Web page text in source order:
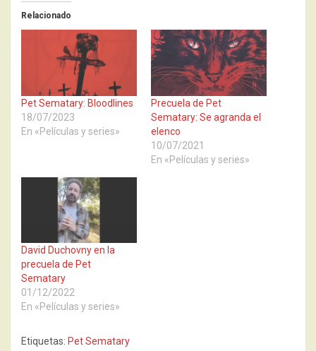
Relacionado
Pet Sematary: Bloodlines
18/07/2023
En «Películas y series»
Precuela de Pet
Sematary: Se agranda el
elenco
10/07/2021
En «Películas y series»
David Duchovny en la
precuela de Pet
Sematary
01/12/2022
En «Películas y series»
Etiquetas: Pet Sematary